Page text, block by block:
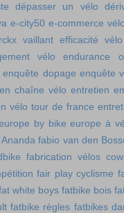
dépasser un vélo
e-city50 e-commerce
vaillant efficacité vélo
vélo
endurance
enquête dopage enquête
chaîne vélo entretien
vélo tour de france
by bike europe à
fabio van den
fabrication vélos
fair play cyclisme
white boys fatbike bois
fatbike règles fatbikes